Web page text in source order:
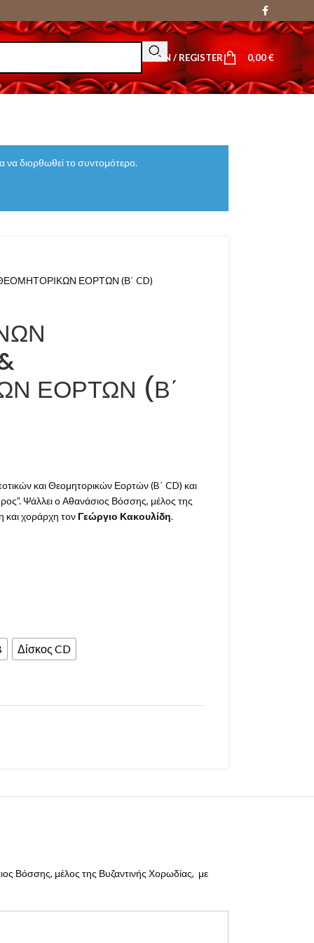
LOGIN / REGISTER 0,00€
διορθωθεί το συντομότερο.
ΕΟΡΤΩΝ (Β΄ CD)
ΕΟΡΤΩΝ (Β΄
και Θεομητορικών Εορτών (B΄ CD) και
Ψάλλει ο Αθανάσιος Βόσσης, μέλος της
και χοράρχη τον Γεώργιο Κακουλίδη.
Δίσκος CD
Βόσσης, μέλος της Βυζαντινής Χορωδίας, με